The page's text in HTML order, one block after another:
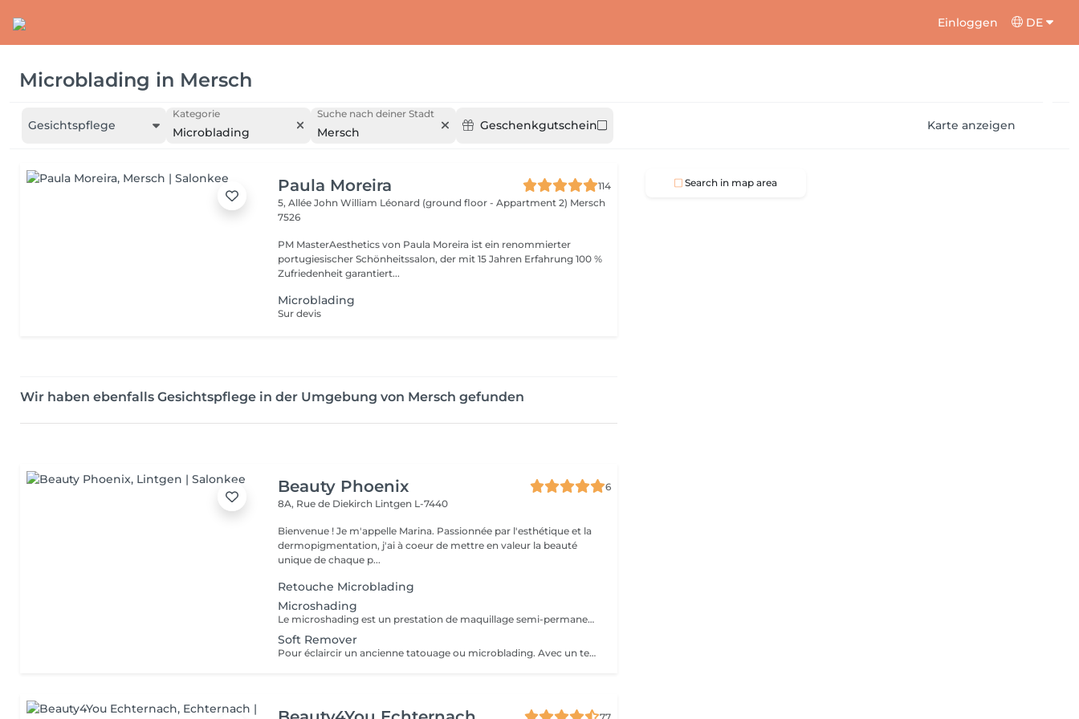
Einloggen DE
Microblading in Mersch
Gesichtspflege
Kategorie
Microblading
Suche nach deiner Stadt
Mersch Geschenkgutschein Karte anzeigen
Paula Moreira
114
5, Allée John William Léonard (ground floor - Appartment 2) Mersch
7526
PM MasterAesthetics von Paula Moreira ist ein renommierter
portugiesischer Schönheitssalon, der mit 15 Jahren Erfahrung 100 %
Zufriedenheit garantiert...
Microblading
Sur devis
Wir haben ebenfalls Gesichtspflege in der Umgebung von Mersch gefunden
Beauty Phoenix
6
8A, Rue de Diekirch Lintgen L-7440
Bienvenue ! Je m'appelle Marina. Passionnée par l'esthétique et la
dermopigmentation, j'ai à coeur de mettre en valeur la beauté
unique de chaque p...
Retouche Microblading
Microshading
Le microshading est un prestation de maquillage semi-permanent. Pour sublimer votre regard, harmoniser votre ligne de sourcils. Rendu visuel affect poudrée.
Soft Remover
Pour éclaircir un ancienne tatouage ou microblading. Avec un technique non invasive pour la peau. No! Laser
Search in map area